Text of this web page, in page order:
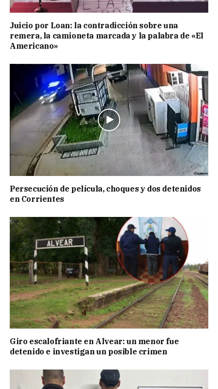
Juicio por Loan: la contradicción sobre una
remera, la camioneta marcada y la palabra de «El
Americano»
Persecución de película, choques y dos detenidos
en Corrientes
Giro escalofriante en Alvear: un menor fue
detenido e investigan un posible crimen